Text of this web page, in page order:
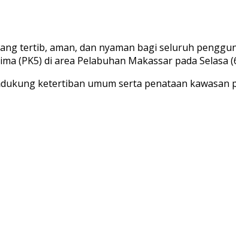
tertib, aman, dan nyaman bagi seluruh
(PK5) di area Pelabuhan Makassar pada Selasa
ketertiban umum serta penataan kawasan